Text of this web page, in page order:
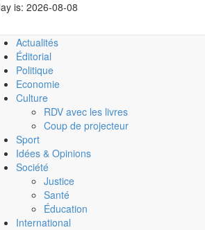
is: 2026-08-08
Main
navigation
Actualités
Éditorial
Politique
Economie
Culture
RDV avec les livres
Coup de projecteur
Sport
Idées & Opinions
Société
Justice
Santé
Éducation
International